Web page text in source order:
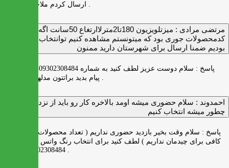
مرتضی مرادی :
میزتلویزیون 180تا2مترلاارتغاع 50سانت اگه
کدمحصولات جوری بود که میتونستم مشاهده کنیم توانتخاب راحت‌تر
بودیم ضمنا ارسال برای شهرستان دارید ممنون
پاسخ :
احمدوند : سلام حضوری میشه اومد بالاخره کار رو باید از نزدیک دید
چطور میشه انتخاب کنیم
پاسخ : سلام وقت بخیر بازدید حضوری نداریم ( تعداد محصولات زیاد و فضای
کافی برای چیدمان نداریم ) لطف کنید برای انتخاب رنگ واتس اپ به شماره
09302308484 پیام بدید .